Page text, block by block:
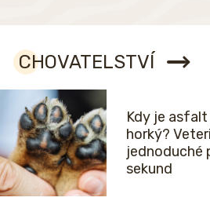
CHOVATELSTVÍ
Kdy je
horký?
jednoduché
sekund